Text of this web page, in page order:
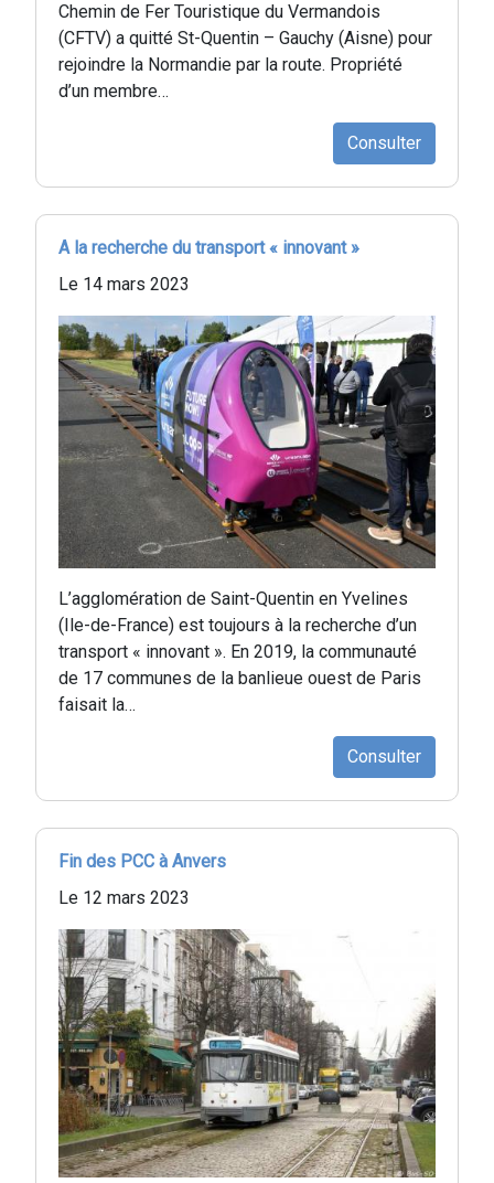
Chemin de Fer Touristique du Vermandois
(CFTV) a quitté St-Quentin – Gauchy (Aisne) pour
rejoindre la Normandie par la route. Propriété
d’un membre…
Consulter
A la recherche du transport « innovant »
Le 14 mars 2023
L’agglomération de Saint-Quentin en Yvelines
(Ile-de-France) est toujours à la recherche d’un
transport « innovant ». En 2019, la communauté
de 17 communes de la banlieue ouest de Paris
faisait la…
Consulter
Fin des PCC à Anvers
Le 12 mars 2023